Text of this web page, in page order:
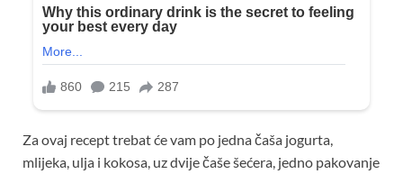
Za ovaj recept trebat će vam po jedna čaša jogurta,
mlijeka, ulja i kokosa, uz dvije čaše šećera, jedno pakovanje